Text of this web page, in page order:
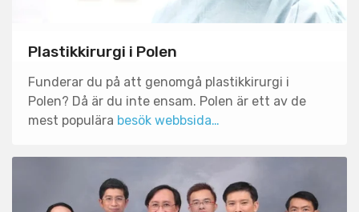
Plastikkirurgi i Polen
Funderar du på att genomgå plastikkirurgi i
Polen? Då är du inte ensam. Polen är ett av de
mest populära besök webbsida…